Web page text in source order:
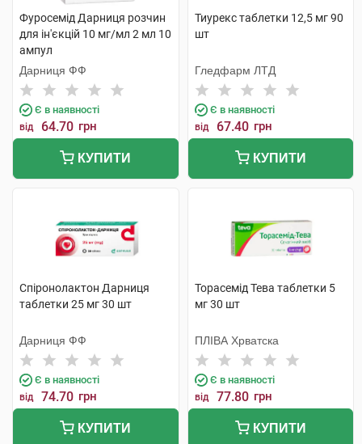
Фуросемід Дарниця розчин
для ін'єкцій 10 мг/мл 2 мл 10
ампул
Дарниця ФФ
Є в наявності
від 64.70 грн
КУПИТИ
Тиурекс таблетки 12,5 мг 90
шт
Гледфарм ЛТД
Є в наявності
від 67.40 грн
КУПИТИ
Спіронолактон Дарниця
таблетки 25 мг 30 шт
Дарниця ФФ
Є в наявності
від 74.70 грн
КУПИТИ
Торасемід Тева таблетки 5
мг 30 шт
ПЛІВА Хрватска
Є в наявності
від 77.80 грн
КУПИТИ